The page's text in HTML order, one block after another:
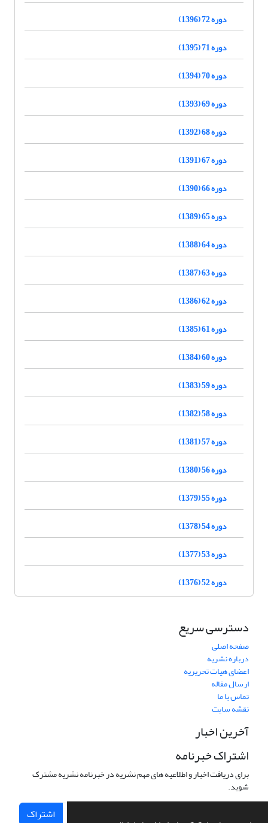
دوره 72 (1396)
دوره 71 (1395)
دوره 70 (1394)
دوره 69 (1393)
دوره 68 (1392)
دوره 67 (1391)
دوره 66 (1390)
دوره 65 (1389)
دوره 64 (1388)
دوره 63 (1387)
دوره 62 (1386)
دوره 61 (1385)
دوره 60 (1384)
دوره 59 (1383)
دوره 58 (1382)
دوره 57 (1381)
دوره 56 (1380)
دوره 55 (1379)
دوره 54 (1378)
دوره 53 (1377)
دوره 52 (1376)
دسترسی سریع
صفحه اصلی
درباره نشریه
اعضای هیات تحریریه
ارسال مقاله
تماس با ما
نقشه سایت
آخرین اخبار
اشتراک خبرنامه
برای دریافت اخبار و اطلاعیه های مهم نشریه در خبرنامه نشریه مشترک
شوید.
اشتراک